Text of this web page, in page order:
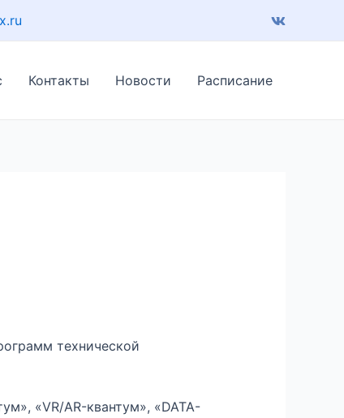
Контакты Новости Расписание
технической
«VR/AR-квантум», «DATA-